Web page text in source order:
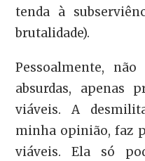
tenda à
brutalidade).
Pessoalmente,
absurdas, apenas
viáveis. A
minha opinião, faz
viáveis. Ela só